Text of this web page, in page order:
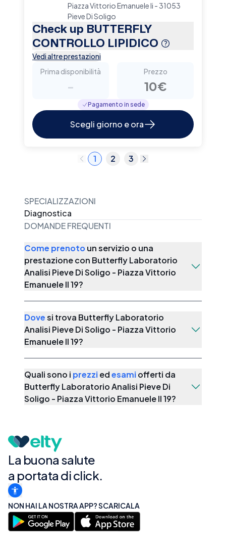
Piazza Vittorio Emanuele Ii - 31053
Pieve Di Soligo
Check up BUTTERFLY
CONTROLLO LIPIDICO
Vedi altre prestazioni
Prima disponibilità
-
Prezzo
10€
Pagamento in sede
Scegli giorno e ora
1 2 3
SPECIALIZZAZIONI
Diagnostica
DOMANDE FREQUENTI
Come prenotoun servizio o una
prestazione con Butterfly Laboratorio
Analisi Pieve Di Soligo - Piazza Vittorio
Emanuele II 19?
Dovesi trova Butterfly Laboratorio
Analisi Pieve Di Soligo - Piazza Vittorio
Emanuele II 19?
Quali sono i prezziedesamiofferti da
Butterfly Laboratorio Analisi Pieve Di
Soligo - Piazza Vittorio Emanuele II 19?
La buona salute
a portata di click.
NON HAI LA NOSTRA APP? SCARICALA